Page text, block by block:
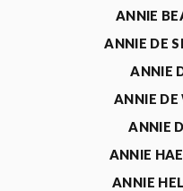
ANNIE
ANNIE DE
ANNIE
ANNIE DE
ANNIE
ANNIE
ANNIE